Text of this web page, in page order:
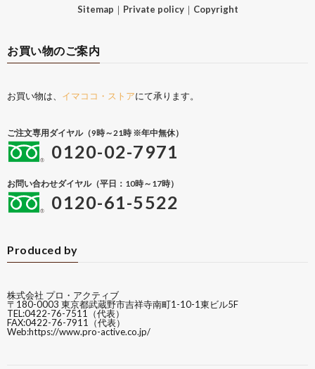
Sitemap ｜ Private policy｜ Copyright
お買い物のご案内
お買い物は、 イマココ・ストアにて承ります。
ご注文専用ダイヤル（9時～21時 ※年中無休）
0120-02-7971
お問い合わせダイヤル（平日：10時～17時）
0120-61-5522
Produced by
株式会社 プロ・アクティブ
〒180-0003 東京都武蔵野市吉祥寺南町1-10-1東ビル5F
TEL:0422-76-7511（代表）
FAX:0422-76-7911（代表）
Web:https://www.pro-active.co.jp/